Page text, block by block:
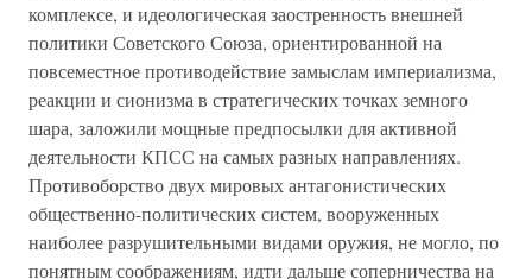
комплексе, и идеологическая заостренность внешней
политики Советского Союза, ориентированной на
повсеместное противодействие замыслам империализма,
реакции и сионизма в стратегических точках земного
шара, заложили мощные предпосылки для активной
деятельности КПСС на самых разных направлениях.
Противоборство двух мировых антагонистических
общественно-политических систем, вооруженных
наиболее разрушительными видами оружия, не могло, по
понятным соображениям, идти дальше соперничества на